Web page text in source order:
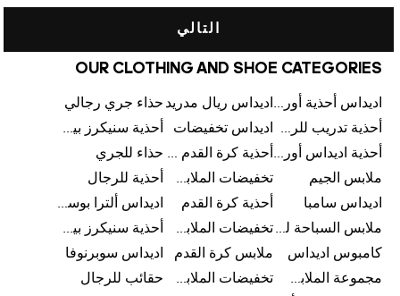
التالي
OUR CLOTHING AND SHOE CATEGORIES
اديداس أحذية أورجينالز اديداس ريال مدريد حذاء جري رجالي
أحذية تدريب للرجال
اديداس تخفيضات
أحذية سنيكرز بيضاء للرجال
أحذية اديداس أورجينال للنساء
أحذية كرة القدم للرجال حذاء للجري
ملابس الجيم
تخفيضات الملابس للأطفال
أحذية للرجال
اديداس سامبا
أحذية كرة القدم
اديداس ألترا بوست
ملابس السباحة للرجال
تخفيضات الملابس الرياضية
أحذية سنيكرز بيضاء للرجال
كامبوس اديداس
ملابس كرة القدم
اديداس سوبرنوفا
مجموعة الملابس الرياضية
تخفيضات الملابس للرجال
حقائب للرجال